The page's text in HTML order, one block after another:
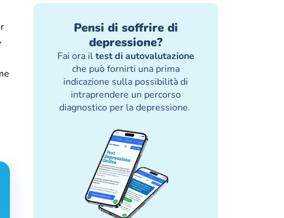
,
Pensi di soffrire di
depressione?
Fai ora iltest di autovalutazione
che può fornirti una prima
indicazione sulla possibilità di
intraprendere un percorso
diagnostico per la depressione.